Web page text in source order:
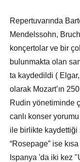
Repertuvarında
Mendelssohn,
konçertolar ve bir
bulunmakta olan
ta kaydedildi (
olarak Mozart’ın
Rudin yönetiminde
canlı konser
ile birlikte kaydettiği
“Rosepage” ise
Ispanya 'da iki kez